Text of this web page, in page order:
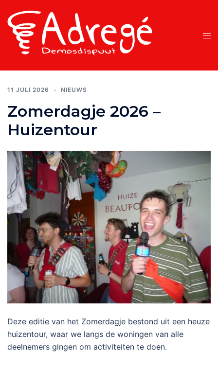
naar
inhoud
11 JULI 2026 NIEUWS
Zomerdagje 2026 –
Huizentour
Deze editie van het Zomerdagje bestond uit een heuze
huizentour, waar we langs de woningen van alle
deelnemers gingen om activiteiten te doen.